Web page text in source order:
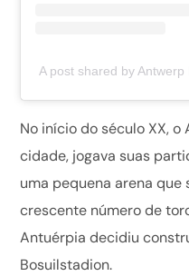
A post shared by
No início do século XX,
cidade, jogava suas
uma pequena arena
crescente número de
Antuérpia decidiu
Bosuilstadion.